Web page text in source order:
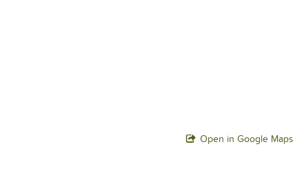
Open in Google Maps